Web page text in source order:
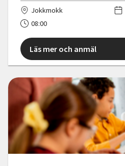
Jokkmokk
08:00
Läs mer och anmäl